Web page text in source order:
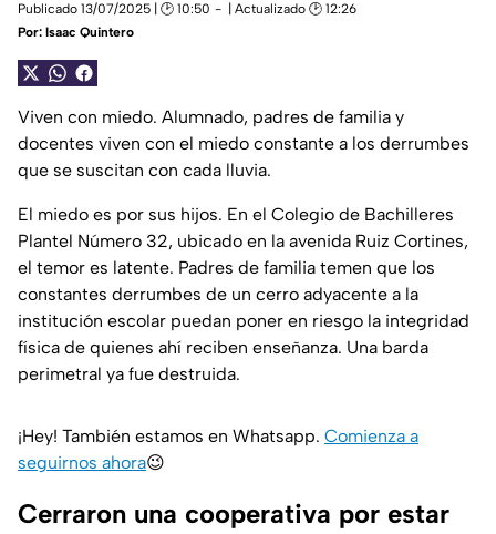
Publicado 13/07/2025 | 🕑 10:50
| Actualizado 🕑 12:26
Por: Isaac Quintero
Viven con miedo. Alumnado, padres de familia y
docentes viven con el miedo constante a los derrumbes
que se suscitan con cada lluvia.
El miedo es por sus hijos. En el Colegio de Bachilleres
Plantel Número 32, ubicado en la avenida Ruiz Cortines,
el temor es latente. Padres de familia temen que los
constantes derrumbes de un cerro adyacente a la
institución escolar puedan poner en riesgo la integridad
física de quienes ahí reciben enseñanza. Una barda
perimetral ya fue destruida.
¡Hey! También estamos en Whatsapp. Comienza a
seguirnos ahora😉
Cerraron una cooperativa por estar